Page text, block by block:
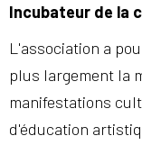
Incubateur de la
L'association a
plus largement la
manifestations
d'éducation